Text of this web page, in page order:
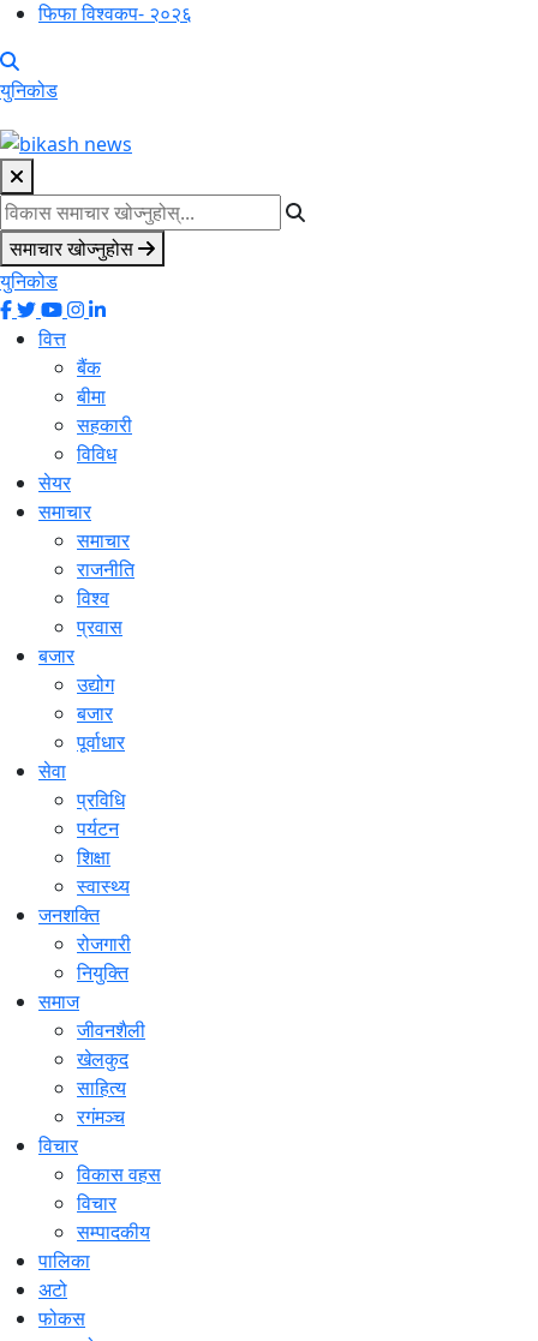
फिफा विश्वकप- २०२६
युनिकोड
समाचार खोज्नुहोस
युनिकोड
वित्त
बैंक
बीमा
सहकारी
विविध
सेयर
समाचार
समाचार
राजनीति
विश्व
प्रवास
बजार
उद्योग
बजार
पूर्वाधार
सेवा
प्रविधि
पर्यटन
शिक्षा
स्वास्थ्य
जनशक्ति
रोजगारी
नियुक्ति
समाज
जीवनशैली
खेलकुद
साहित्य
रगंमञ्च
विचार
विकास वहस
विचार
सम्पादकीय
पालिका
अटो
फोकस